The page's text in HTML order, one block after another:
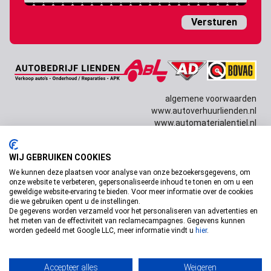
dash
algemene voorwaarden
www.autoverhuurlienden.nl
www.automaterialentiel.nl
Copyright © 2026 Autobedrijf Lienden Design door
Willem van Dam
WIJ GEBRUIKEN COOKIES
We kunnen deze plaatsen voor analyse van onze bezoekersgegevens, om
onze website te verbeteren, gepersonaliseerde inhoud te tonen en om u een
geweldige website-ervaring te bieden. Voor meer informatie over de cookies
die we gebruiken opent u de instellingen.
De gegevens worden verzameld voor het personaliseren van advertenties en
het meten van de effectiviteit van reclamecampagnes. Gegevens kunnen
worden gedeeld met Google LLC, meer informatie vindt u hier.
Accepteer alles Weigeren